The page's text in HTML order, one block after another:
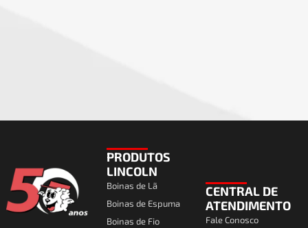
PRODUTOS
LINCOLN
Boinas de Lã
Boinas de Espuma
Boinas de Fio
CENTRAL DE
ATENDIMENTO
Fale Conosco